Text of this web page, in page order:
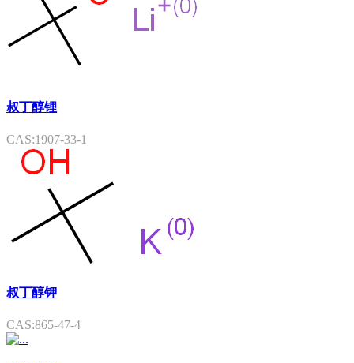
叔丁醇锂
CAS:1907-33-1
叔丁醇钾
CAS:865-47-4